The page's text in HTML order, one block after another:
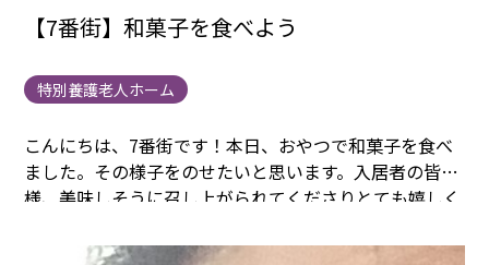
【7番街】和菓子を食べよう
特別養護老人ホーム
こんにちは、7番街です！本日、おやつで和菓子を食べ
ました。その様子をのせたいと思います。 入居者の皆
様、美味しそうに召し上がられてくださりとても嬉しく
イベント時の様子でした！